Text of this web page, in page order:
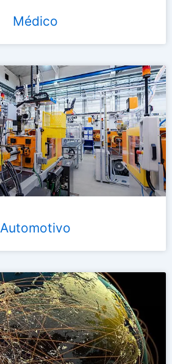
Médico
Automotivo